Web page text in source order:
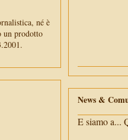
News &
E siamo
né è
un prodotto